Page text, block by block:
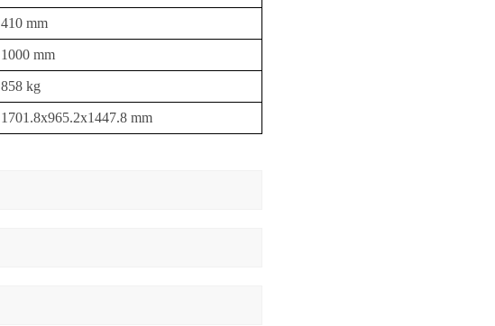
410 mm
1000 mm
858 kg
1701.8x965.2x1447.8 mm